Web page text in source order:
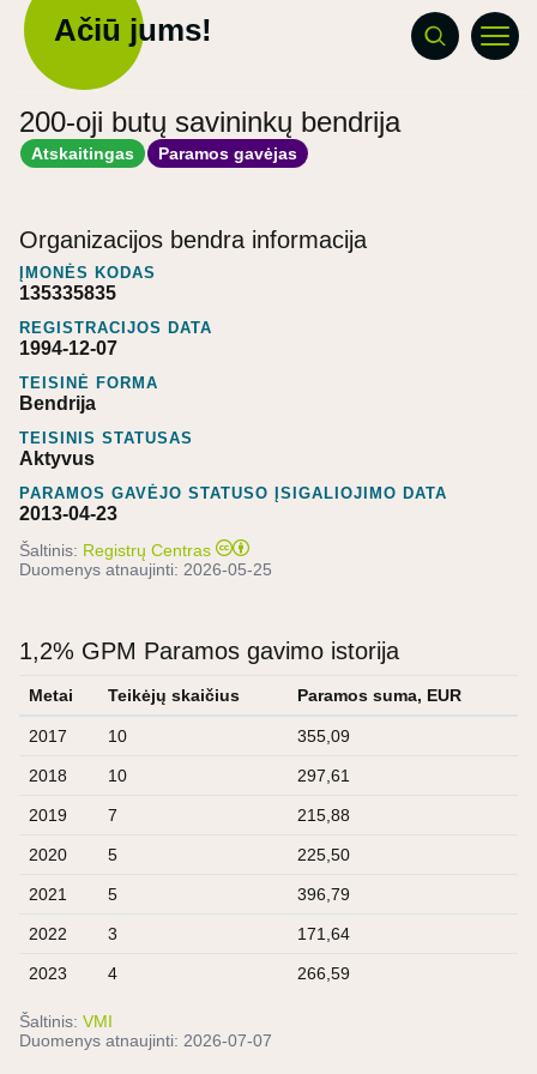
Ačiū jums!
200-oji butų savininkų bendrija
Atskaitingas Paramos gavėjas
Organizacijos bendra informacija
ĮMONĖS KODAS
135335835
REGISTRACIJOS DATA
1994-12-07
TEISINĖ FORMA
Bendrija
TEISINIS STATUSAS
Aktyvus
PARAMOS GAVĖJO STATUSO ĮSIGALIOJIMO DATA
2013-04-23
Šaltinis: Registrų Centras
Duomenys atnaujinti: 2026-05-25
1,2% GPM Paramos gavimo istorija
Metai Teikėjų skaičius Paramos suma, EUR
2017 10 355,09
2018 10 297,61
2019 7 215,88
2020 5 225,50
2021 5 396,79
2022 3 171,64
2023 4 266,59
Šaltinis: VMI
Duomenys atnaujinti: 2026-07-07